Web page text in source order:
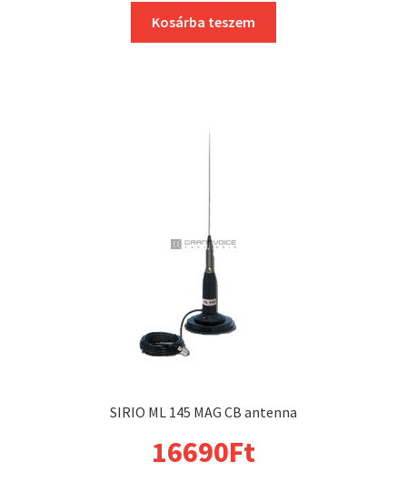
Kosárba teszem
SIRIO ML 145 MAG CB antenna
16690Ft